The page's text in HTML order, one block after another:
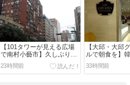
【101タワーが見える広場
で南村小藝市】久しぶりの
台北3人5泊⑥2026/5/1
23時間前
【大邱・大邱
ルで朝食を】
FAM①2016/
33時間前